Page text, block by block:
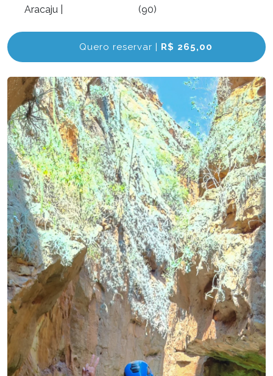
Aracaju (90)
Quero reservar | R$ 265,00